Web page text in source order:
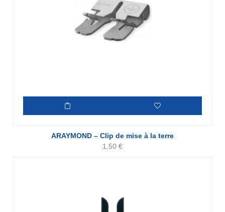
ARAYMOND – Clip de mise à la terre
1,50 €